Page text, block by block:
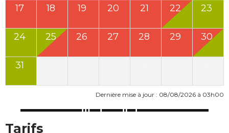
17 18 19 20 21 22 23
24 25 26 27 28 29 30
31
Dernière mise à jour : 08/08/2026 à 03h00
Tarifs